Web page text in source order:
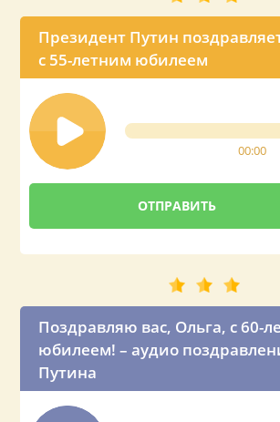
Президент Путин
с 55-летним юбилеем
00:00
Поздравляю вас, Ольга, с 60-
юбилеем! – аудио
Путина